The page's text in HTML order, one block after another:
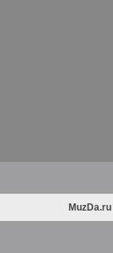
MuzDa.ru